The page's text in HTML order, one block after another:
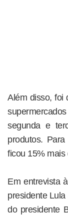
Além disso, foi
segunda e
produtos.
ficou 15% mais
Em entrevista
presidente
do presidente